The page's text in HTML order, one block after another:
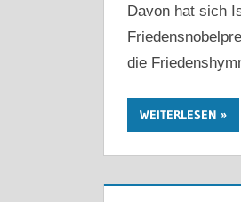
Davon hat sich
die
WEITERLESEN